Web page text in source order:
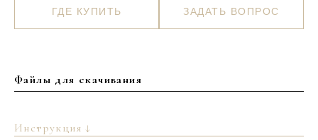
ГДЕ КУПИТЬ ЗАДАТЬ ВОПРОС
Файлы для скачивания
Инструкция ↓